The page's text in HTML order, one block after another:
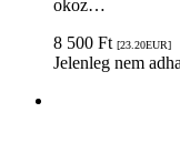
okoz…
8 500 Ft [23.20EUR]
Jelenleg nem